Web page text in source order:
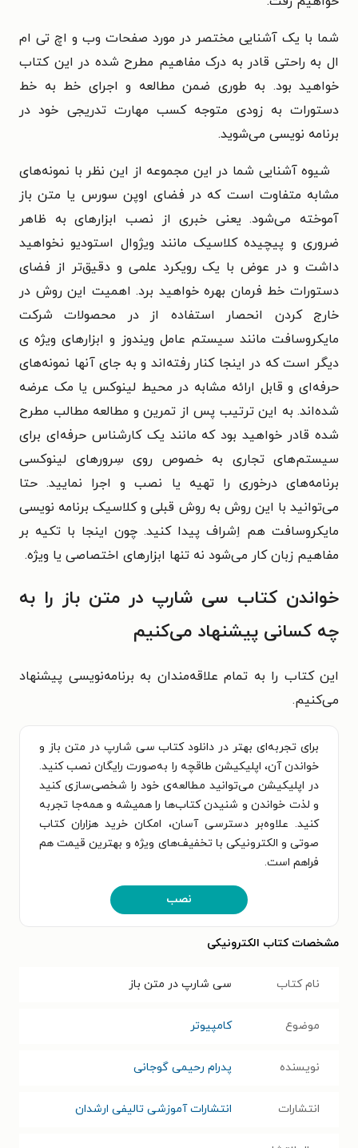
شما با یک آشنایی مختصر در مورد صفحات وب و اچ تی ام
ال به راحتی قادر به درک مفاهیم مطرح شده در این کتاب
خواهید بود. به طوری ضمن مطالعه و اجرای خط به خط
دستورات به زودی متوجه کسب مهارت تدریجی خود در
برنامه نویسی می‌شوید.
شیوه آشنایی شما در این مجموعه از این نظر با نمونه‌های
مشابه متفاوت است که در فضای اوپن سورس یا متن باز
آموخته می‌شود. یعنی خبری از نصب ابزارهای به ظاهر
ضروری و پیچیده کلاسیک مانند ویژوال استودیو نخواهید
داشت و در عوض با یک رویکرد علمی و دقیق‌تر از فضای
دستورات خط فرمان بهره خواهید برد. اهمیت این روش در
خارج کردن انحصار استفاده از در محصولات شرکت
مایکروسافت مانند سیستم عامل ویندوز و ابزارهای ویژه ی
دیگر است که در اینجا کنار رفته‌اند و به جای آنها نمونه‌های
حرفه‌ای و قابل ارائه مشابه در محیط لینوکس یا مک عرضه
شده‌اند. به این ترتیب پس از تمرین و مطالعه مطالب مطرح
شده قادر خواهید بود که مانند یک کارشناس حرفه‌ای برای
سیستم‌های تجاری به خصوص روی سِرورهای لینوکسی
برنامه‌های درخوری را تهیه یا نصب و اجرا نمایید. حتا
می‌توانید با این روش به روش قبلی و کلاسیک برنامه نویسی
مایکروسافت هم اِشراف پیدا کنید. چون اینجا با تکیه بر
مفاهیم زبان کار می‌شود نه تنها ابزارهای اختصاصی یا ویژه.
خواندن کتاب سی شارپ در متن باز را به
چه کسانی پیشنهاد می‌کنیم
این کتاب را به تمام علاقه‌مندان به برنامه‌نویسی پیشنهاد
می‌کنیم.
برای تجربه‌ای بهتر در دانلود کتاب سی شارپ در متن باز و
خواندن آن، اپلیکیشن طاقچه را به‌صورت رایگان نصب کنید.
در اپلیکیشن می‌توانید مطالعه‌ی خود را شخصی‌سازی کنید
و لذت خواندن و شنیدن کتاب‌ها را همیشه و همه‌جا تجربه
کنید. علاوه‌بر دسترسی آسان، امکان خرید هزاران کتاب
صوتی و الکترونیکی با تخفیف‌های ویژه و بهترین قیمت هم
فراهم است.
نصب
مشخصات کتاب الکترونیکی
نام کتاب سی شارپ در متن باز
موضوع کامپیوتر
نویسنده پدرام رحیمی گوجانی
انتشارات انتشارات آموزشی تالیفی ارشدان